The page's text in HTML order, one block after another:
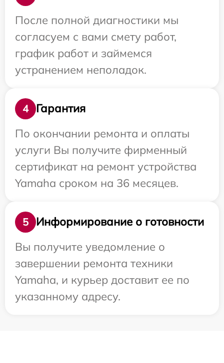
После полной диагностики мы
согласуем с вами смету работ,
график работ и займемся
устранением неполадок.
4
Гарантия
По окончании ремонта и оплаты
услуги Вы получите фирменный
сертификат на ремонт устройства
Yamaha сроком на 36 месяцев.
5
Информирование о готовности
Вы получите уведомление о
завершении ремонта техники
Yamaha, и курьер доставит ее по
указанному адресу.